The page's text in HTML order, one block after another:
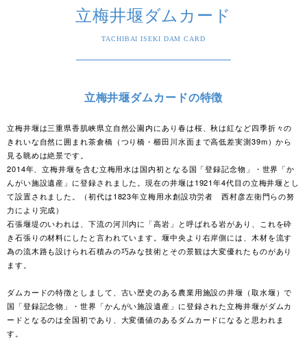
立梅井堰ダムカード
TACHIBAI ISEKI DAM CARD
立梅井堰ダムカードの特徴
立梅井堰は三重県香肌峡県立自然公園内にあり春は桜、秋は紅など四季折々の
きれいな自然に囲まれ茶倉橋（つり橋・櫛田川水面まで高低差実測39m）から
見る眺めは絶景です。
2014年、立梅井堰を含む立梅用水は国内初となる国「登録記念物」・世界「か
んがい施設遺産」に登録されました。現在の井堰は1921年4代目の立梅井堰とし
て設置されました。（初代は1823年立梅用水創設功労者 西村彦左衛門らの努
力により完成）
石張堰堤のいわれは、下流の河川内に「高岩」と呼ばれる岩があり、これを砕
き石張りの材料にしたと言われています。堰中央より右岸側には、木材を流す
為の流木路も設けられ石積みの巧みな技術とその景観は大変優れたものがあり
ます。
ダムカードの特徴としまして、古い歴史のある農業用施設の井堰（取水堰）で
国「登録記念物」・世界「かんがい施設遺産」に登録された立梅井堰がダムカ
ードとなるのは全国初であり、大変価値のあるダムカードになると思われま
す。